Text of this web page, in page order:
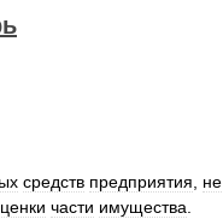
средств предприятия не
части имущества